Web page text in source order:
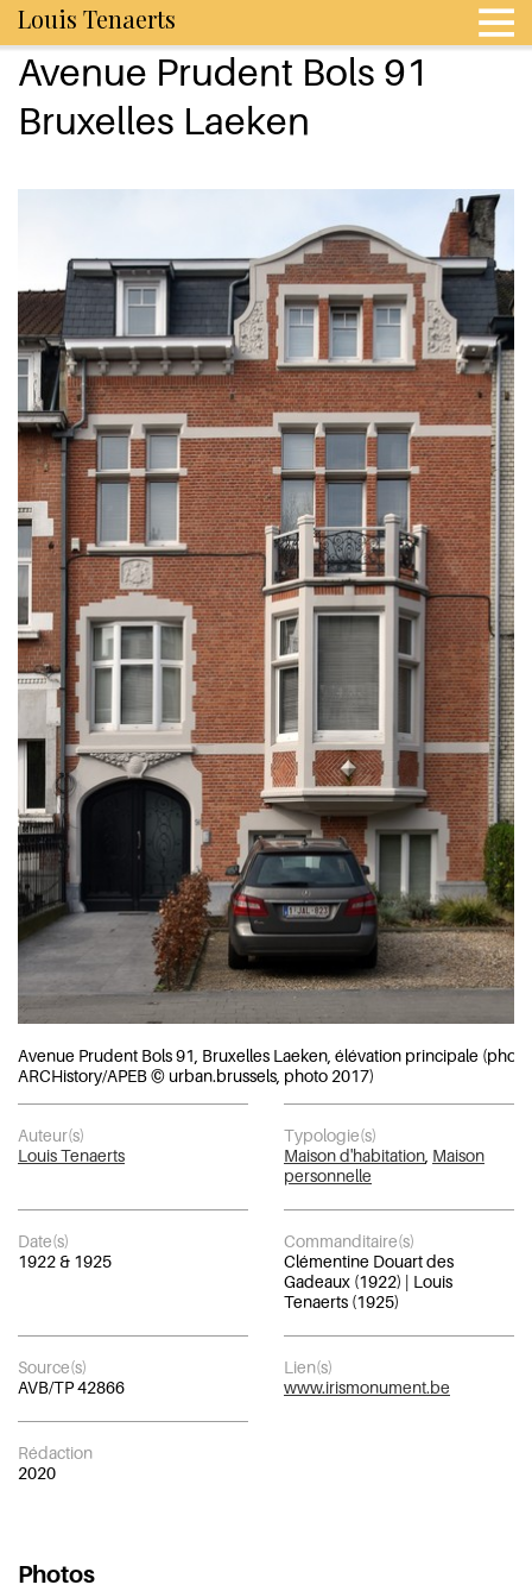
Louis Tenaerts
Avenue Prudent Bols 91
Bruxelles Laeken
Avenue Prudent Bols 91, Bruxelles Laeken, élévation principale (photo
ARCHistory/APEB © urban.brussels, photo 2017)
Auteur(s)
Louis Tenaerts
Typologie(s)
Maison d'habitation Maison
personnelle
Date(s)
1922 & 1925
Commanditaire(s)
Clémentine Douart des
Gadeaux (1922) | Louis
Tenaerts (1925)
Source(s)
AVB/TP 42866
Lien(s)
www.irismonument.be
Rédaction
2020
Photos